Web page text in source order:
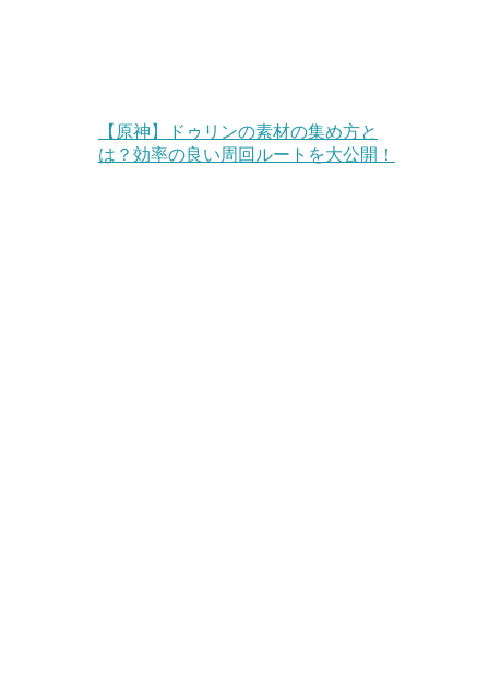
【原神】ドゥリンの素材の集め方と
は？効率の良い周回ルートを大公開！